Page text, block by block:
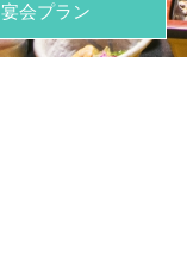
宴会プラン